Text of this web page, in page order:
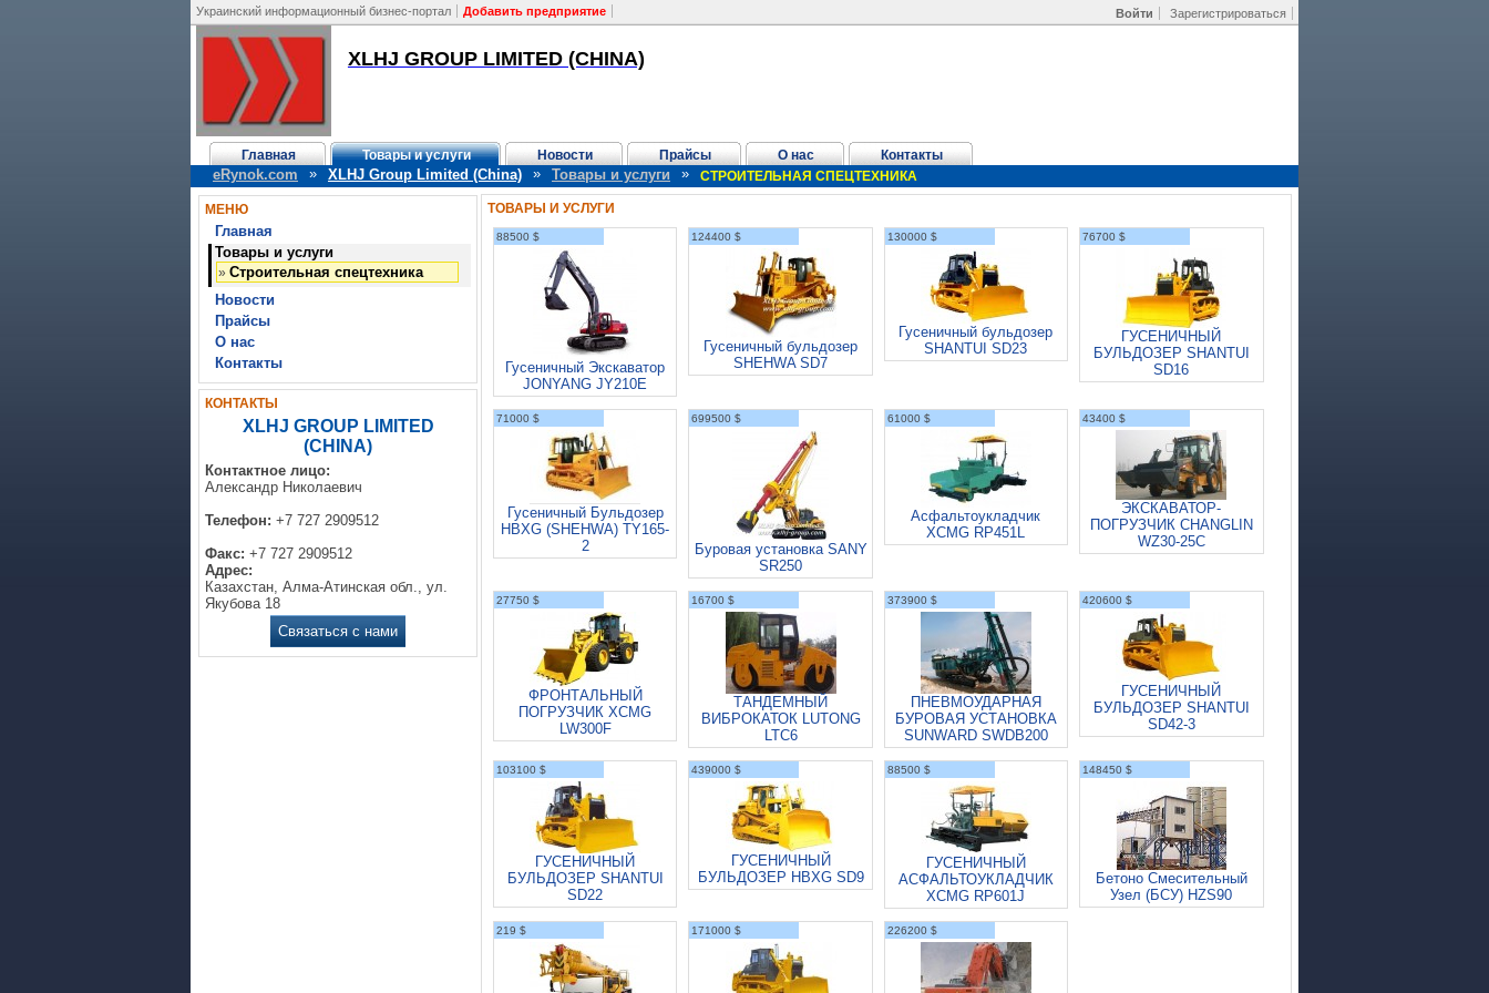
Войти Зарегистрироваться
Украинский информационный бизнес-портал Добавить предприятие
XLHJ GROUP LIMITED (CHINA)
Главная Товары и услуги Новости Прайсы О нас Контакты
eRynok.com » XLHJ Group Limited (China) » Товары и услуги » СТРОИТЕЛЬНАЯ СПЕЦТЕХНИКА
МЕНЮ
Главная
Товары и услуги
» Строительная спецтехника
Новости
Прайсы
О нас
Контакты
КОНТАКТЫ
XLHJ GROUP LIMITED
(CHINA)
Контактное лицо:
Александр Николаевич
Телефон: +7 727 2909512
Факс: +7 727 2909512
Адрес:
Казахстан, Алма-Атинская обл., ул.
Якубова 18
Связаться с нами
ТОВАРЫ И УСЛУГИ
88500 $
Гусеничный Экскаватор
JONYANG JY210E
124400 $
Гусеничный бульдозер
SHEHWA SD7
130000 $
Гусеничный бульдозер
SHANTUI SD23
76700 $
ГУСЕНИЧНЫЙ
БУЛЬДОЗЕР SHANTUI
SD16
71000 $
Гусеничный Бульдозер
HBXG (SHEHWA) TY165-
2
699500 $
Буровая установка SANY
SR250
61000 $
Асфальтоукладчик
XCMG RP451L
43400 $
ЭКСКАВАТОР-
ПОГРУЗЧИК CHANGLIN
WZ30-25C
27750 $
ФРОНТАЛЬНЫЙ
ПОГРУЗЧИК XCMG
LW300F
16700 $
ТАНДЕМНЫЙ
ВИБРОКАТОК LUTONG
LTC6
373900 $
ПНЕВМОУДАРНАЯ
БУРОВАЯ УСТАНОВКА
SUNWARD SWDB200
420600 $
ГУСЕНИЧНЫЙ
БУЛЬДОЗЕР SHANTUI
SD42-3
103100 $
ГУСЕНИЧНЫЙ
БУЛЬДОЗЕР SHANTUI
SD22
439000 $
ГУСЕНИЧНЫЙ
БУЛЬДОЗЕР HBXG SD9
88500 $
ГУСЕНИЧНЫЙ
АСФАЛЬТОУКЛАДЧИК
XCMG RP601J
148450 $
Бетоно Смесительный
Узел (БСУ) HZS90
219 $ 171000 $ 226200 $